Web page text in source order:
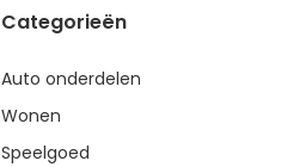
Categorieën
Auto onderdelen
Wonen
Speelgoed